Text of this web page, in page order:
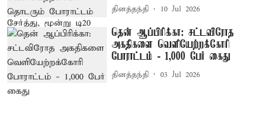
தினத்தந்தி 10 Jul 2026
தென் ஆப்பிரிக்கா: சட்டவிரோத
அகதிகளை வெளியேற்றக்கோரி
போராட்டம் - 1,000 பேர் கைது
தினத்தந்தி 03 Jul 2026